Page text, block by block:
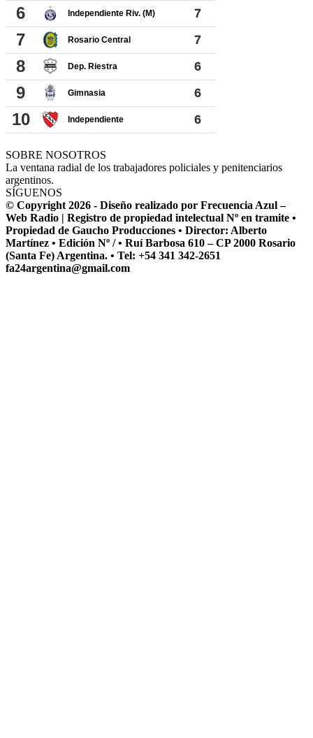
SOBRE NOSOTROS
La ventana radial de los trabajadores policiales y penitenciarios
argentinos.
SÍGUENOS
© Copyright 2026 - Diseño realizado por Frecuencia Azul –
Web Radio | Registro de propiedad intelectual Nº en tramite •
Propiedad de Gaucho Producciones • Director: Alberto
Martínez • Edición Nº / • Ruí Barbosa 610 – CP 2000 Rosario
(Santa Fe) Argentina. • Tel: +54 341 342-2651
fa24argentina@gmail.com